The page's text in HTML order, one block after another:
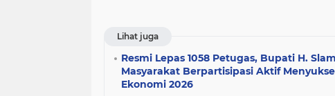
Lihat juga
Resmi Lepas 1058 Petugas, Bupati H.
Masyarakat Berpartisipasi Aktif
Ekonomi 2026